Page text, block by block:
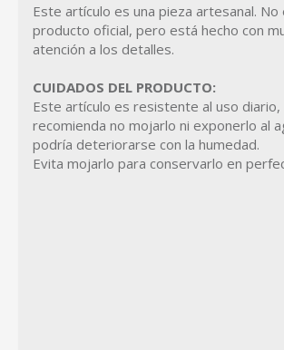
Este artículo es una pieza artesanal. No
producto oficial, pero está hecho con
atención a los detalles.
CUIDADOS DEL PRODUCTO:
Este artículo es resistente al uso
recomienda no mojarlo ni exponerlo al
podría deteriorarse con la humedad.
Evita mojarlo para conservarlo en